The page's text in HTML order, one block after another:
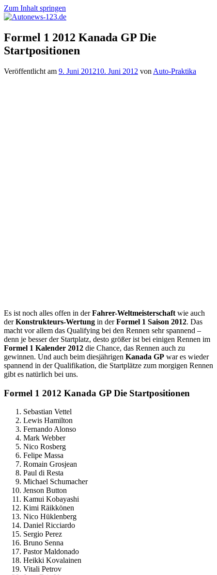
Zum Inhalt springen
Autonews-
123.de
Autonews
mit
Charme
Formel 1 2012 Kanada GP Die
Startpositionen
Veröffentlicht am 9. Juni 201210. Juni 2012 von Auto-Praktika
Es ist noch alles offen in derFahrer-Weltmeisterschaft wie auch
derKonstrukteurs-Wertung in derFormel 1 Saison 2012. Das
macht vor allem das Qualifying bei den Rennen sehr spannend –
denn je besser der Startplatz, desto größer ist bei einigen Rennen im
Formel 1 Kalender 2012 die Chance, das Rennen auch zu
gewinnen. Und auch beim diesjährigen Kanada GP war es wieder
spannend in der Qualifikation, die Startplätze zum morgigen Rennen
gibt es natürlich bei uns.
Formel 1 2012 Kanada GP Die Startpositionen
Sebastian Vettel
Lewis Hamilton
Fernando Alonso
Mark Webber
Nico Rosberg
Felipe Massa
Romain Grosjean
Paul di Resta
Michael Schumacher
Jenson Button
Kamui Kobayashi
Kimi Räikkönen
Nico Hüklenberg
Daniel Ricciardo
Sergio Perez
Bruno Senna
Pastor Maldonado
Heikki Kovalainen
Vitali Petrov